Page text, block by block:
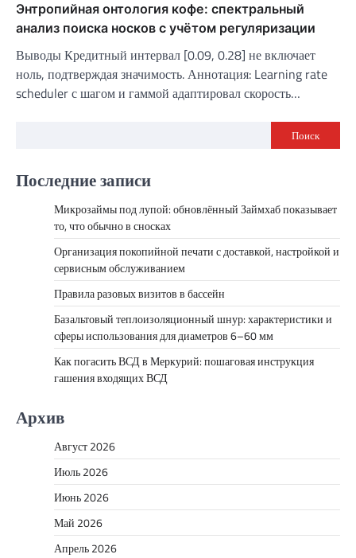
Энтропийная онтология кофе: спектральный
анализ поиска носков с учётом регуляризации
Выводы Кредитный интервал [0.09, 0.28] не включает
ноль, подтверждая значимость. Аннотация: Learning rate
scheduler с шагом и гаммой адаптировал скорость…
Поиск
Последние записи
Микрозаймы под лупой: обновлённый Займхаб показывает
то, что обычно в сносках
Организация покопийной печати с доставкой, настройкой и
сервисным обслуживанием
Правила разовых визитов в бассейн
Базальтовый теплоизоляционный шнур: характеристики и
сферы использования для диаметров 6–60 мм
Как погасить ВСД в Меркурий: пошаговая инструкция
гашения входящих ВСД
Архив
Август 2026
Июль 2026
Июнь 2026
Май 2026
Апрель 2026